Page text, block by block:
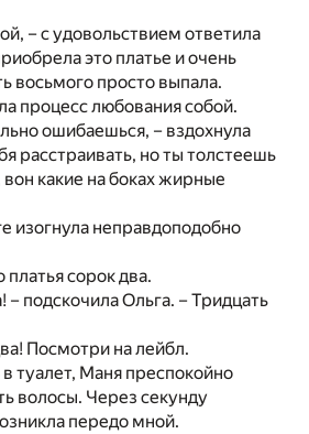
– с удовольствием ответила
это платье и очень
восьмого просто выпала.
процесс любования собой.
ошибаешься, – вздохнула
расстраивать, но ты толстеешь
какие на боках жирные
изогнула неправдоподобно
сорок два.
– подскочила Ольга. – Тридцать
Посмотри на лейбл.
туалет, Маня преспокойно
волосы. Через секунду
передо мной.